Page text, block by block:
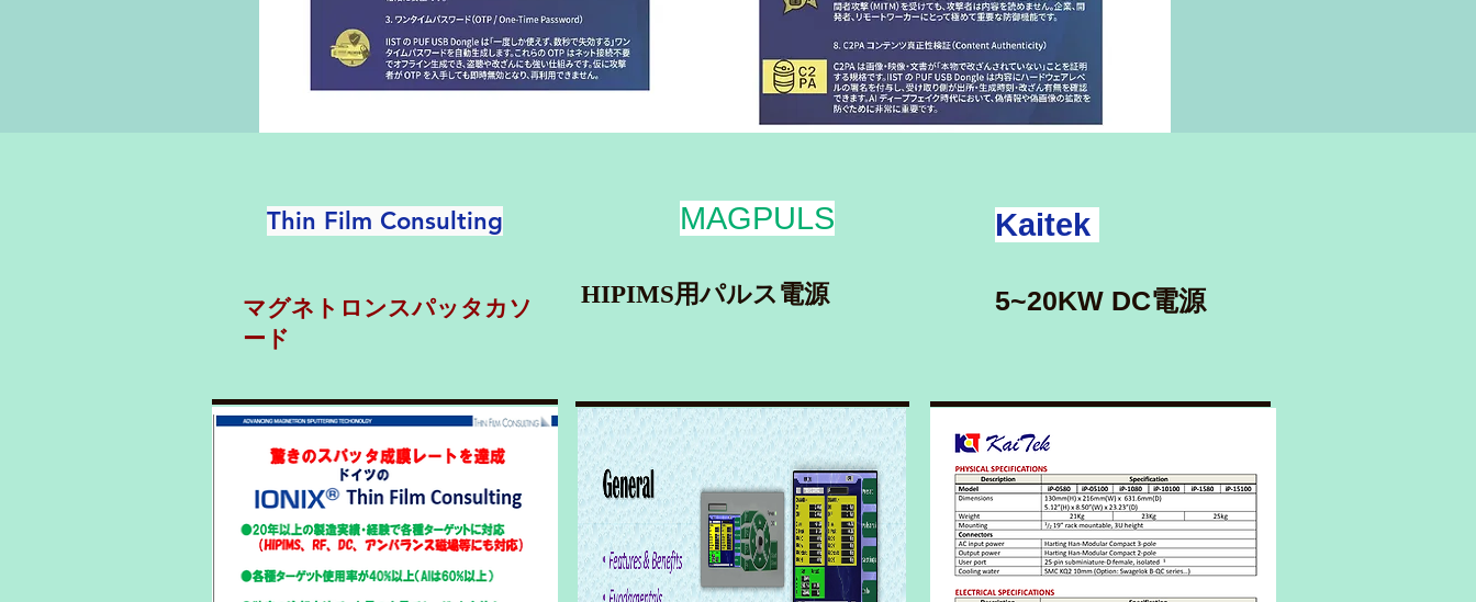
Thin Film Consulting
マグネトロンスパッタカソ
ード
MAGPULS
HIPIMS用パルス電源
Kaitek
5~20KW DC電源